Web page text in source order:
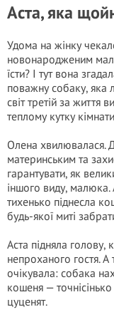
Аста, яка
Удома на жінку
новонародженим
їсти? І тут вона
поважну собаку, яка
світ третій за життя
теплому кутку
Олена хвилювалася.
материнським та
гарантувати, як
іншого виду,
тихенько піднесла
будь-якої миті
Аста підняла голову,
непроханого гостя. А
очікувала: собака
кошеня —
цуценят.